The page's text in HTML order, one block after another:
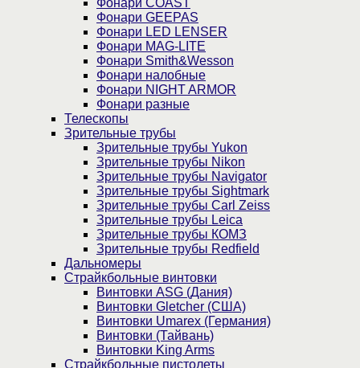
Фонари COAST
Фонари GEEPAS
Фонари LED LENSER
Фонари MAG-LITE
Фонари Smith&Wesson
Фонари налобные
Фонари NIGHT ARMOR
Фонари разные
Телескопы
Зрительные трубы
Зрительные трубы Yukon
Зрительные трубы Nikon
Зрительные трубы Navigator
Зрительные трубы Sightmark
Зрительные трубы Carl Zeiss
Зрительные трубы Leica
Зрительные трубы КОМЗ
Зрительные трубы Redfield
Дальномеры
Страйкбольные винтовки
Винтовки ASG (Дания)
Винтовки Gletcher (США)
Винтовки Umarex (Германия)
Винтовки (Тайвань)
Винтовки King Arms
Страйкбольные пистолеты